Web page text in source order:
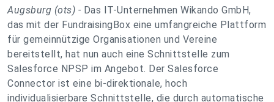
Augsburg (ots) - Das IT-Unternehmen Wikando GmbH,
das mit der FundraisingBox eine umfangreiche Plattform
für gemeinnützige Organisationen und Vereine
bereitstellt, hat nun auch eine Schnittstelle zum
Salesforce NPSP im Angebot. Der Salesforce
Connector ist eine bi-direktionale, hoch
individualisierbare Schnittstelle, die durch automatische